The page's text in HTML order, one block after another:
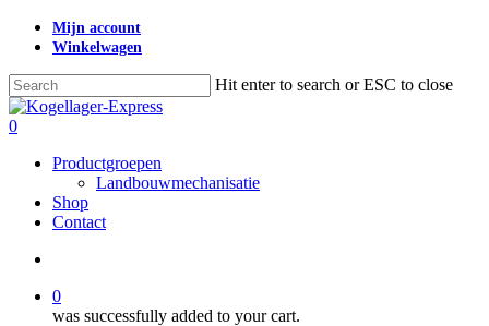
Skip
content
Mijn account
Winkelwagen
Hit enter to search or ESC to close
Close
Search
search
0
Productgroepen
Landbouwmechanisatie
Shop
Contact
0
was successfully added to your cart.